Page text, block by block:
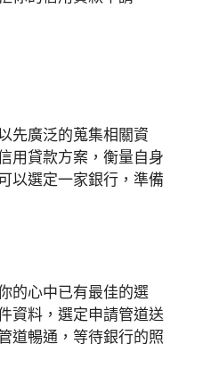
先廣泛的蒐集相關資
用貸款方案，衡量自身
以選定一家銀行，準備
的心中已有最佳的選
資料，選定申請管道送
道暢通，等待銀行的照